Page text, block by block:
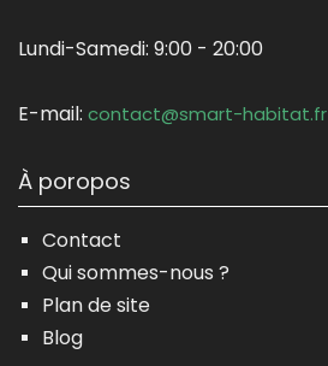
Lundi-Samedi: 9:00 - 20:00
E-mail: contact@smart-habitat.fr
À poropos
Contact
Qui sommes-nous ?
Plan de site
Blog